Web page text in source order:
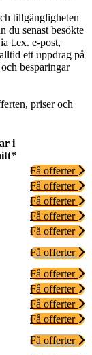
tillgängligheten
du senast besökte
t.ex. e-post,
ett uppdrag på
besparingar
priser och
i
Få offerter
Få offerter
Få offerter
Få offerter
Få offerter
Få offerter
Få offerter
Få offerter
Få offerter
Få offerter
Få offerter